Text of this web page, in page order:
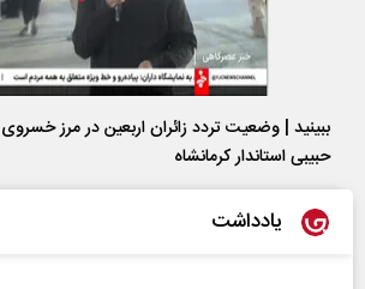
ببینید | وضعیت تردد زائران اربعین در مرز خسروی
حبیبی استاندار کرمانشاه
یادداشت